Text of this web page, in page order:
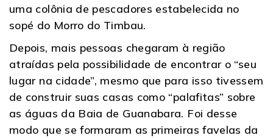
uma colônia de pescadores estabelecida no
sopé do Morro do Timbau.
Depois, mais pessoas chegaram à região
atraídas pela possibilidade de encontrar o “seu
lugar na cidade”, mesmo que para isso tivessem
de construir suas casas como “palafitas” sobre
as águas da Baia de Guanabara. Foi desse
modo que se formaram as primeiras favelas da